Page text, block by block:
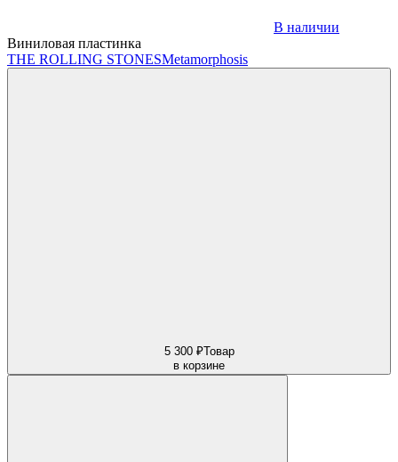
В наличии
Виниловая пластинка
THE ROLLING STONESMetamorphosis
5 300 ₽Товар
в корзине